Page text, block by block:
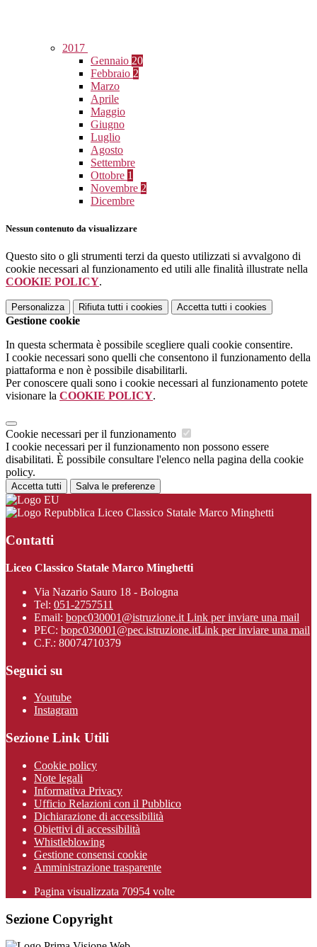
2017
Gennaio 20
Febbraio 2
Marzo
Aprile
Maggio
Giugno
Luglio
Agosto
Settembre
Ottobre 1
Novembre 2
Dicembre
Nessun contenuto da visualizzare
Questo sito o gli strumenti terzi da questo utilizzati si avvalgono di
cookie necessari al funzionamento ed utili alle finalità illustrate nella
COOKIE POLICY.
Personalizza Rifiuta tutti i cookies Accetta tutti i cookies
Gestione cookie
In questa schermata è possibile scegliere quali cookie consentire.
I cookie necessari sono quelli che consentono il funzionamento della
piattaforma e non è possibile disabilitarli.
Per conoscere quali sono i cookie necessari al funzionamento potete
visionare la COOKIE POLICY.
Cookie necessari per il funzionamento
I cookie necessari per il funzionamento non possono essere
disabilitati. È possibile consultare l'elenco nella pagina della cookie
policy.
Accetta tutti Salva le preferenze
Liceo Classico Statale Marco Minghetti
Contatti
Liceo Classico Statale Marco Minghetti
Via Nazario Sauro 18 - Bologna
Tel: 051-2757511
Email: bopc030001@istruzione.it Link per inviare una mail
PEC: bopc030001@pec.istruzione.itLink per inviare una mail
C.F.: 80074710379
Seguici su
Youtube
Instagram
Sezione Link Utili
Cookie policy
Note legali
Informativa Privacy
Ufficio Relazioni con il Pubblico
Dichiarazione di accessibilità
Obiettivi di accessibilità
Whistleblowing
Gestione consensi cookie
Amministrazione trasparente
Pagina visualizzata 70954 volte
Sezione Copyright